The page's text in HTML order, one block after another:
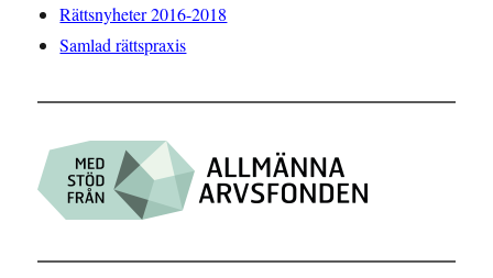
Rättsnyheter 2016-2018
Samlad rättspraxis